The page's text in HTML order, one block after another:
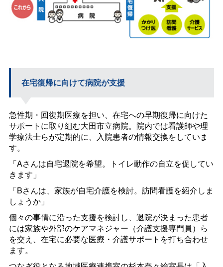
在宅復帰に向けて病院が支援
急性期・回復期医療を担い、在宅への早期復帰に向けた
サポートに取り組む大田市立病院。院内では看護師や理
学療法士らが定期的に、入院患者の情報交換をしていま
す。
「Aさんは自宅退院を希望。トイレ動作の自立を促してい
きます」
「Bさんは、家族が自宅介護を検討。訪問看護を紹介しま
しょうか」
個々の事情に沿った支援を検討し、退院が決まった患者
には家族や外部のケアマネジャー（介護支援専門員）ら
を交え、在宅に必要な医療・介護サポートを打ち合わせ
ます。